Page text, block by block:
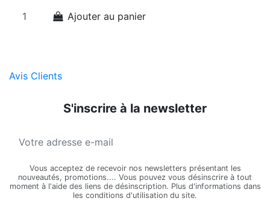
Ajouter au panier
Avis Clients
S'inscrire à la newsletter
Vous acceptez de recevoir nos newsletters présentant les
nouveautés, promotions.... Vous pouvez vous désinscrire à tout
moment à l'aide des liens de désinscription. Plus d'informations dans
les conditions d'utilisation du site.